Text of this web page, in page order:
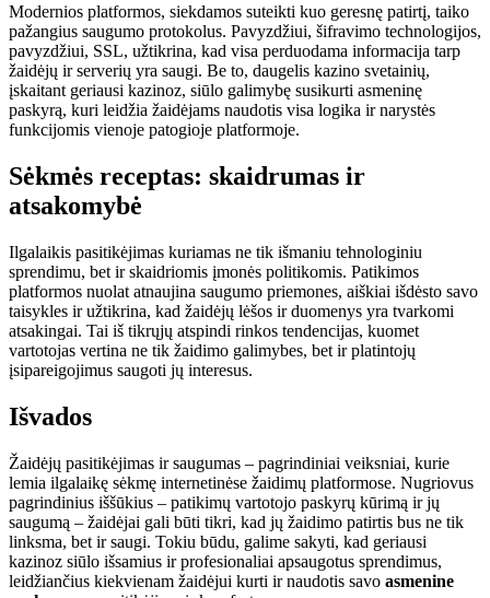
Modernios platformos, siekdamos suteikti kuo geresnę patirtį, taiko
pažangius saugumo protokolus. Pavyzdžiui, šifravimo technologijos,
pavyzdžiui, SSL, užtikrina, kad visa perduodama informacija tarp
žaidėjų ir serverių yra saugi. Be to, daugelis kazino svetainių,
įskaitant geriausi kazinoz, siūlo galimybę susikurti asmeninę
paskyrą, kuri leidžia žaidėjams naudotis visa logika ir narystės
funkcijomis vienoje patogioje platformoje.
Sėkmės receptas: skaidrumas ir
atsakomybė
Ilgalaikis pasitikėjimas kuriamas ne tik išmaniu tehnologiniu
sprendimu, bet ir skaidriomis įmonės politikomis. Patikimos
platformos nuolat atnaujina saugumo priemones, aiškiai išdėsto savo
taisykles ir užtikrina, kad žaidėjų lėšos ir duomenys yra tvarkomi
atsakingai. Tai iš tikrųjų atspindi rinkos tendencijas, kuomet
vartotojas vertina ne tik žaidimo galimybes, bet ir platintojų
įsipareigojimus saugoti jų interesus.
Išvados
Žaidėjų pasitikėjimas ir saugumas – pagrindiniai veiksniai, kurie
lemia ilgalaikę sėkmę internetinėse žaidimų platformose. Nugriovus
pagrindinius iššūkius – patikimų vartotojo paskyrų kūrimą ir jų
saugumą – žaidėjai gali būti tikri, kad jų žaidimo patirtis bus ne tik
linksma, bet ir saugi. Tokiu būdu, galime sakyti, kad geriausi
kazinoz siūlo išsamius ir profesionaliai apsaugotus sprendimus,
leidžiančius kiekvienam žaidėjui kurti ir naudotis savo asmenine